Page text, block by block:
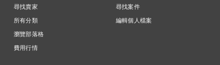
尋找賣家
所有分類
瀏覽部落格
費用行情
尋找案件
編輯個人檔案